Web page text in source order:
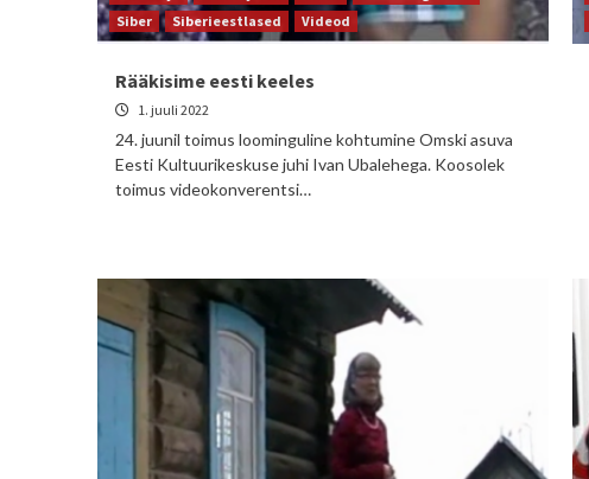
Siber
Siberieestlased Videod
Rääkisime eesti keeles
1. juuli 2022
24. juunil toimus loominguline kohtumine Omski asuva
Eesti Kultuurikeskuse juhi Ivan Ubalehega. Koosolek
toimus videokonverentsi…